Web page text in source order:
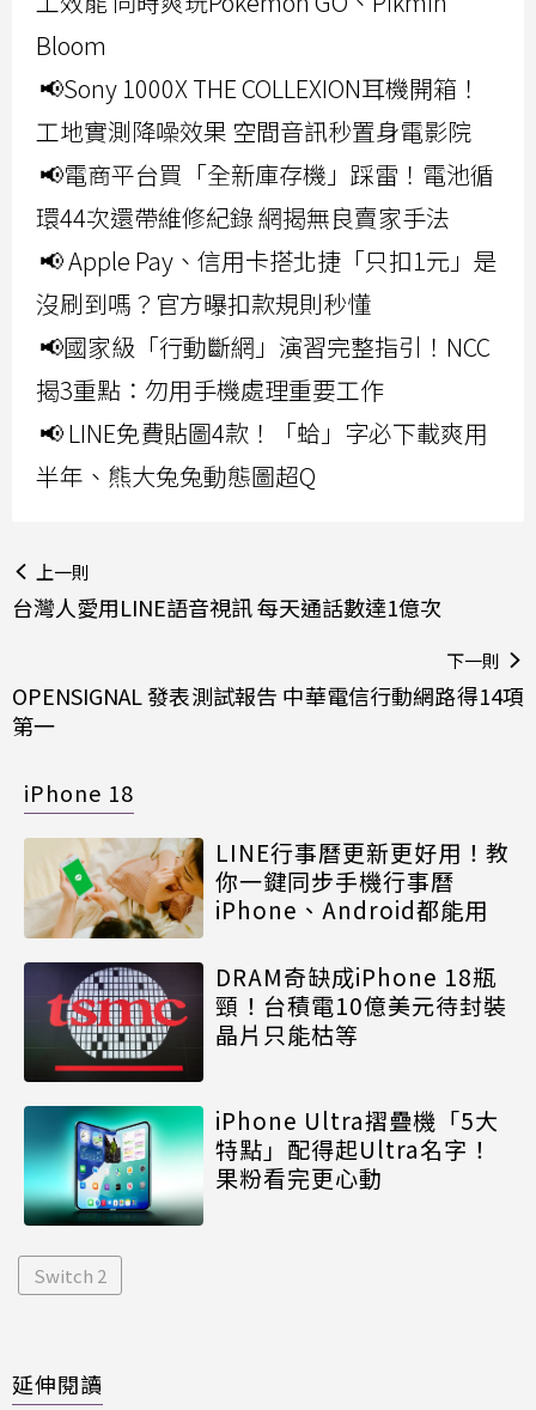
Bloom
📢Sony 1000X THE COLLEXION耳機開箱！
工地實測降噪效果 空間音訊秒置身電影院
📢電商平台買「全新庫存機」踩雷！電池循
環44次還帶維修紀錄 網揭無良賣家手法
📢 Apple Pay、信用卡搭北捷「只扣1元」是
沒刷到嗎？官方曝扣款規則秒懂
📢國家級「行動斷網」演習完整指引！NCC
揭3重點：勿用手機處理重要工作
📢 LINE免費貼圖4款！「蛤」字必下載爽用
半年、熊大兔兔動態圖超Q
上一則
台灣人愛用LINE語音視訊 每天通話數達1億次
下一則
OPENSIGNAL 發表測試報告 中華電信行動網路得14項
第一
iPhone 18
LINE行事曆更新更好用！教
你一鍵同步手機行事曆
iPhone、Android都能用
DRAM奇缺成iPhone 18瓶
頸！台積電10億美元待封裝
晶片只能枯等
iPhone Ultra摺疊機「5大
特點」配得起Ultra名字！
果粉看完更心動
Switch 2
延伸閱讀